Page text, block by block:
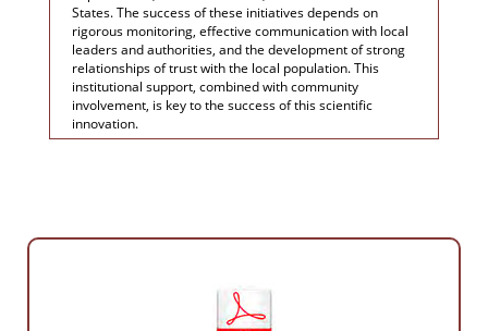
States. The success of these initiatives depends on
rigorous monitoring, effective communication with local
leaders and authorities, and the development of strong
relationships of trust with the local population. This
institutional support, combined with community
involvement, is key to the success of this scientific
innovation.